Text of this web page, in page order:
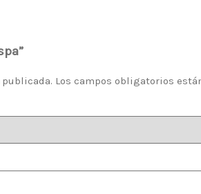
Los campos obligatorios